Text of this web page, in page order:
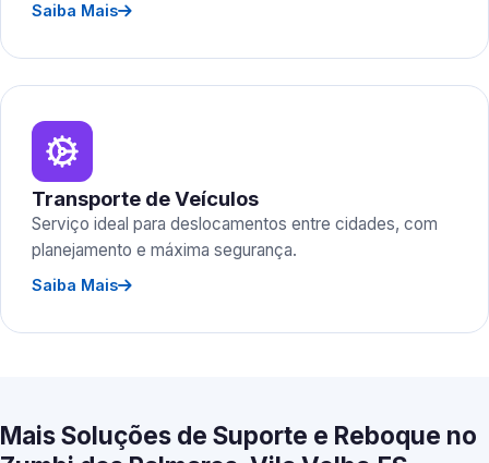
Saiba Mais
Transporte de Veículos
Serviço ideal para deslocamentos entre cidades, com
planejamento e máxima segurança.
Saiba Mais
Mais Soluções de Suporte e Reboque no